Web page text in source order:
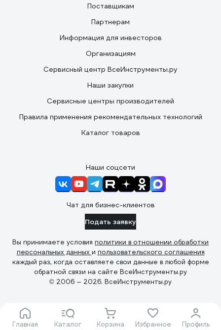
Главная Каталог Корзина Избранное Профиль
Поставщикам
Партнерам
Информация для инвесторов
Организациям
Сервисный центр ВсеИнструменты.ру
Наши закупки
Сервисные центры производителей
Правила применения рекомендательных технологий
Каталог товаров
Наши соцсети
Чат для бизнес-клиентов
Подать заявку
Вы принимаете условия политики в отношении обработки
персональных данных и пользовательского соглашения
каждый раз, когда оставляете свои данные в любой форме
обратной связи на сайте ВсеИнструменты.ру
© 2006 — 2026. ВсеИнструменты.ру